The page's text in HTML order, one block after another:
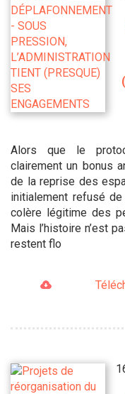
Alors que le
clairement un bonus
de la reprise des
initialement refusé
colère légitime des
Mais l’histoire n’est
restent flo